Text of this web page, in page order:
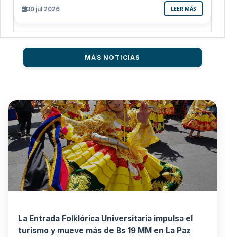
30 jul 2026 LEER MÁS
MÁS NOTICIAS
La Entrada Folklórica Universitaria impulsa el
turismo y mueve más de Bs 19 MM en La Paz